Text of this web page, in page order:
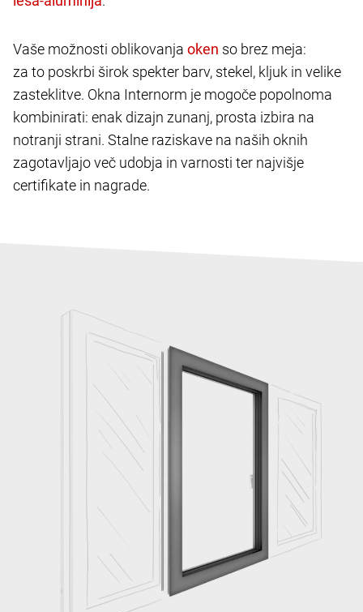
Vaše možnosti oblikovanja
so brez meja:
za to poskrbi širok spekter barv, stekel, kljuk in velike
zasteklitve. Okna Internorm je mogoče popolnoma
kombinirati: enak dizajn zunanj, prosta izbira na
notranji strani. Stalne raziskave na naših oknih
zagotavljajo več udobja in varnosti ter najvišje
certifikate in nagrade.